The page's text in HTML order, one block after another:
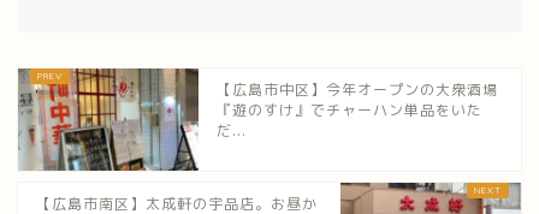
【広島市中区】今年オープンの大衆酒場
『遊のすけ』でチャーハン単品をいた
だ...
【広島市南区】太成軒の宇品店。お昼か